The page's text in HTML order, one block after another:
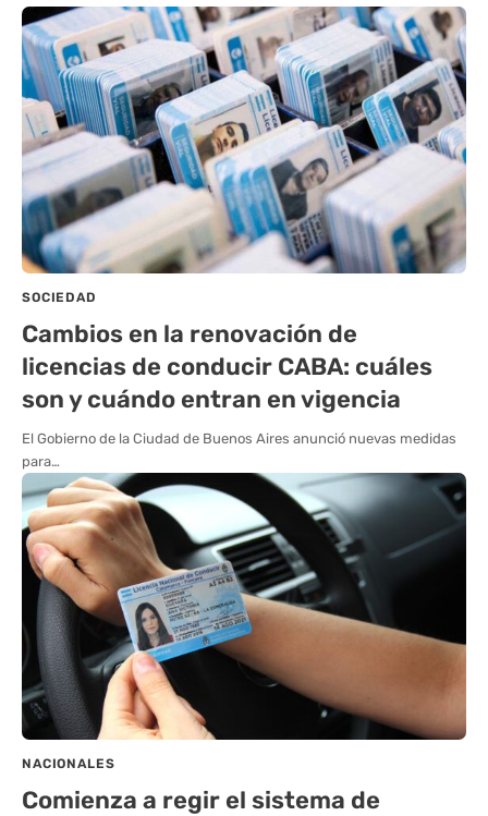
SOCIEDAD
Cambios en la renovación de
licencias de conducir CABA: cuáles
son y cuándo entran en vigencia
El Gobierno de la Ciudad de Buenos Aires anunció nuevas medidas
para…
NACIONALES
Comienza a regir el sistema de